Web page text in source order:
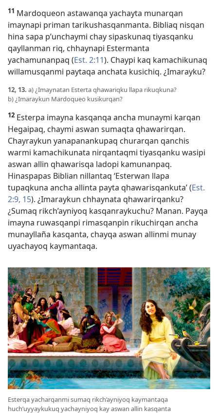
11 Mardoqueon astawanqa yachayta munarqan
imaynapi priman tarikushasqanmanta. Bibliaq nisqan
hina sapa p’unchaymi chay sipaskunaq tiyasqanku
qayllanman riq, chhaynapi Estermanta
yachamunanpaq (Est. 2:11). Chaypi kaq kamachikunaq
willamusqanmi paytaqa anchata kusichiq. ¿Imarayku?
12, 13. a) ¿Imaynatan Esterta qhawariqku llapa rikuqkuna?
b) ¿Imaraykun Mardoqueo kusikurqan?
12 Esterpa imayna kasqanqa ancha munaymi karqan
Hegaipaq, chaymi aswan sumaqta qhawarirqan.
Chayraykun yanapanankupaq churarqan qanchis
warmi kamachikunata nirqantaqmi tiyasqanku wasipi
aswan allin qhawarisqa ladopi kamunanpaq.
Hinaspapas Biblian nillantaq ‘Esterwan llapa
tupaqkuna ancha allinta payta qhawarisqankuta’ (Est.
2:9, 15). ¿Imaraykun chhaynata qhawarirqanku?
¿Sumaq rikch’ayniyoq kasqanraykuchu? Manan. Payqa
imayna ruwasqanpi rimasqanpin rikuchirqan ancha
munayllaña kasqanta, chayqa aswan allinmi munay
uyachayoq kaymantaqa.
Esterqa yacharqanmi sumaq rikch’ayniyoq kaymantaqa
huch’uyyaykukuq yachayniyoq kay aswan allin kasqanta